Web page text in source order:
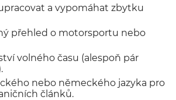
a vypomáhat zbytku
přehled o motorsportu nebo
volného času (alespoň pár
nebo německého jazyka pro
článků.